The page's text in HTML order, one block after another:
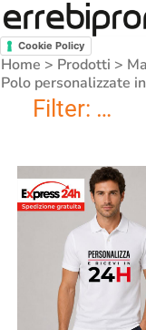
Cookie Policy
Home > Prodotti >
Polo personalizzate
Filter: